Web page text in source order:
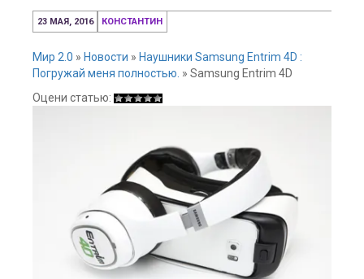
23 МАЯ, 2016
23
мая,
КОНСТАНТИН
Мир 2.0 » Новости » Наушники Samsung Entrim 4D :
Погружай меня полностью. » Samsung Entrim 4D
Оцени статью: